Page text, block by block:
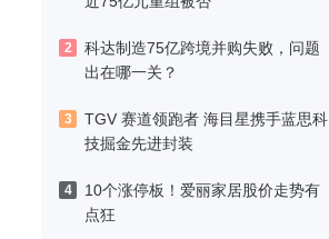
2
科达制造75亿跨境并购失败，问题
出在哪一关？
3
TGV 赛道领跑者 海目星携手蓝思科
技掘金先进封装
4
10个涨停板！爱丽家居股价走势有
点狂